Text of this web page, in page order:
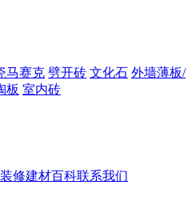
马赛克 劈开砖 文化石 外墙薄板/
板 室内砖
装修建材百科联系我们